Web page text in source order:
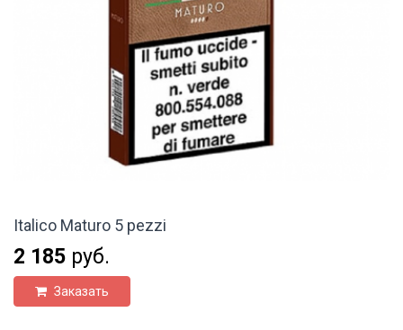
Italico Maturo 5 pezzi
2 185 руб.
Заказать